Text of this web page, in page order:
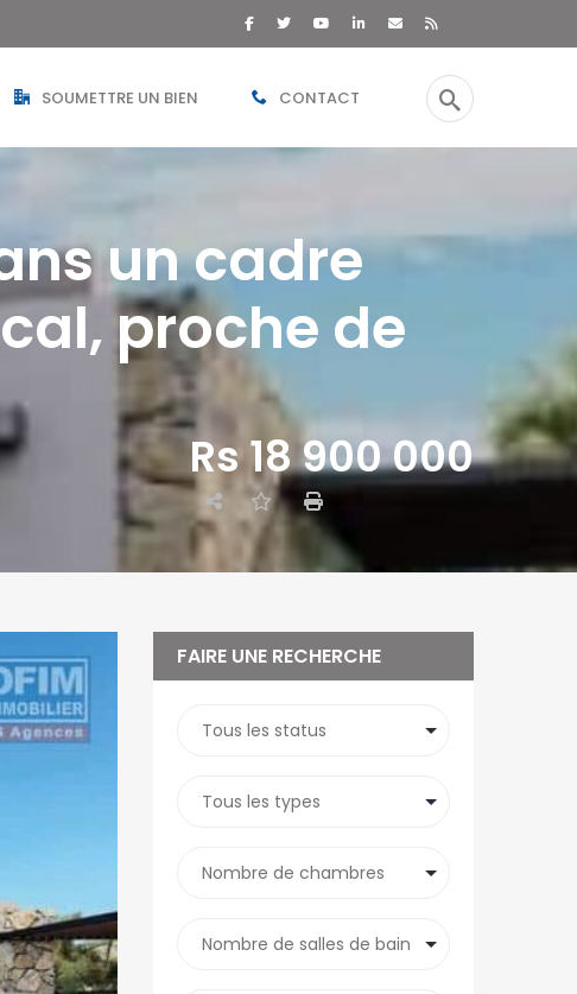
SOUMETTRE UN BIEN CONTACT
un cadre
proche de
Rs 18 900 000
FAIRE UNE RECHERCHE